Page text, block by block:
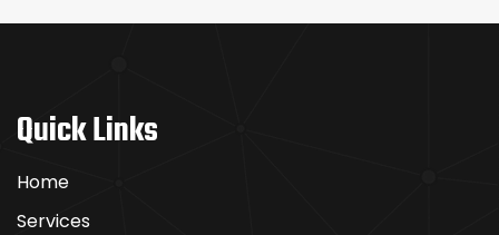
Quick Links
Home
Services